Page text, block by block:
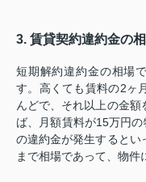
3. 賃貸契約違約金の
短期解約違約金の相場
す。高くても賃料の2ヶ
んどで、それ以上の金額
ば、月額賃料が15万円
の違約金が発生するとい
まで相場であって、物件